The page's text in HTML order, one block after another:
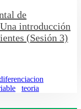
de
introducción
(Sesión 3)
teoria